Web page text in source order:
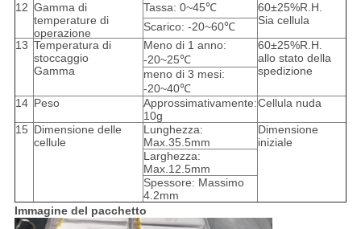
12 Gamma di
temperature di
operazione
Tassa: 0~45℃
60±25%R.H.
Sia cellula
Scarico: -20~60℃
13 Temperatura di
stoccaggio
Gamma
Meno di 1 anno:
-20~25℃
60±25%R.H.
allo stato della
spedizione
meno di 3 mesi:
-20~40℃
14 Peso
Approssimativamente:
10g
Cellula nuda
15 Dimensione delle
cellule
Lunghezza:
Max.35.5mm
Dimensione
iniziale
Larghezza:
Max.12.5mm
Spessore: Massimo
4.2mm
Immagine del pacchetto